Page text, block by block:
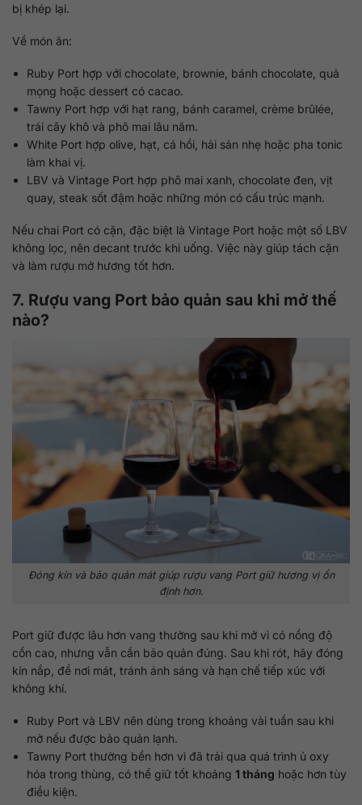
bị khép lại.
Về món ăn:
Ruby Port hợp với chocolate, brownie, bánh chocolate, quả
mọng hoặc dessert có cacao.
Tawny Port hợp với hạt rang, bánh caramel, crème brûlée,
trái cây khô và phô mai lâu năm.
White Port hợp olive, hạt, cá hồi, hải sản nhẹ hoặc pha tonic
làm khai vị.
LBV và Vintage Port hợp phô mai xanh, chocolate đen, vịt
quay, steak sốt đậm hoặc những món có cấu trúc mạnh.
Nếu chai Port có cặn, đặc biệt là Vintage Port hoặc một số LBV
không lọc, nên decant trước khi uống. Việc này giúp tách cặn
và làm rượu mở hương tốt hơn.
7. Rượu vang Port bảo quản sau khi mở thế
nào?
Đóng kín và bảo quản mát giúp rượu vang Port giữ hương vị ổn
định hơn.
Port giữ được lâu hơn vang thường sau khi mở vì có nồng độ
cồn cao, nhưng vẫn cần bảo quản đúng. Sau khi rót, hãy đóng
kín nắp, để nơi mát, tránh ánh sáng và hạn chế tiếp xúc với
không khí.
Ruby Port và LBV nên dùng trong khoảng vài tuần sau khi
mở nếu được bảo quản lạnh.
Tawny Port thường bền hơn vì đã trải qua quá trình ủ oxy
hóa trong thùng, có thể giữ tốt khoảng1 tháng hoặc hơn tùy
điều kiện.